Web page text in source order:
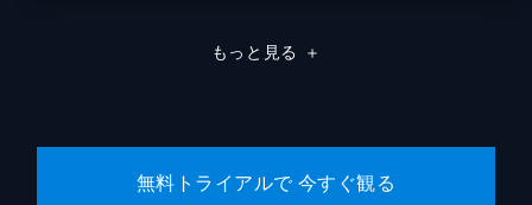
もっと見る ＋
無料トライアルで 今すぐ観る